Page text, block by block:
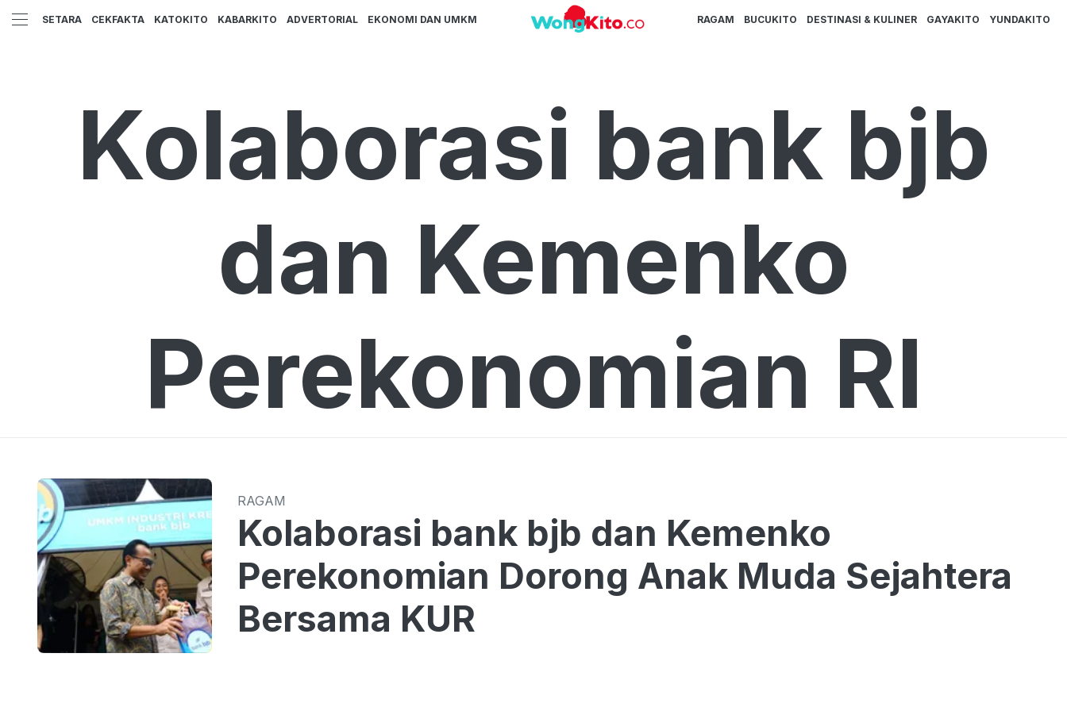
SETARA CEKFAKTA KATOKITO KABARKITO ADVERTORIAL EKONOMI DAN UMKM RAGAM BUCUKITO DESTINASI & KULINER GAYAKITO YUNDAKITO
Kolaborasi bank bjb
dan Kemenko
Perekonomian RI
RAGAM
Kolaborasi bank bjb dan Kemenko
Perekonomian Dorong Anak Muda Sejahtera
Bersama KUR